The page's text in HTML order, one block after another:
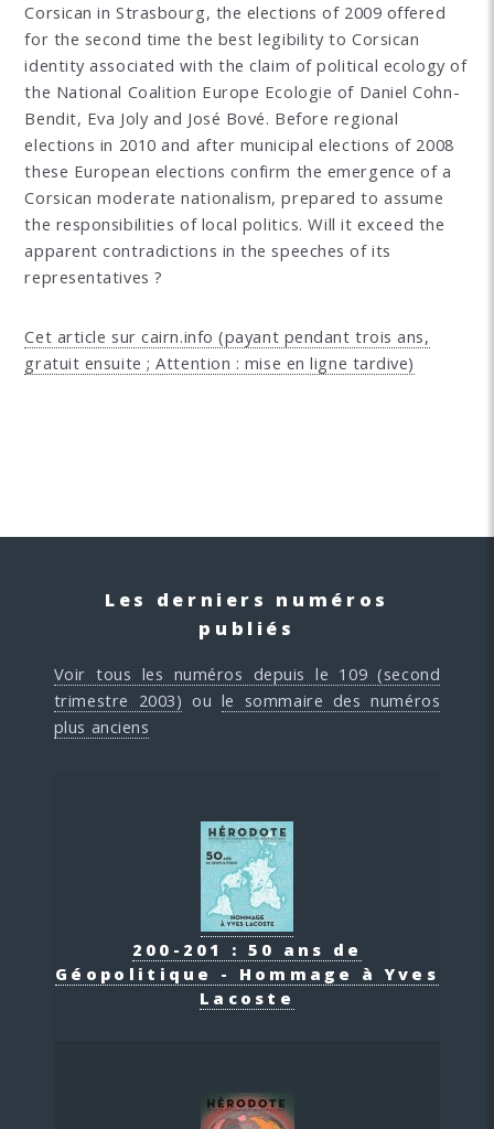
Corsican in Strasbourg, the elections of 2009 offered
for the second time the best legibility to Corsican
identity associated with the claim of political ecology of
the National Coalition Europe Ecologie of Daniel Cohn-
Bendit, Eva Joly and José Bové. Before regional
elections in 2010 and after municipal elections of 2008
these European elections confirm the emergence of a
Corsican moderate nationalism, prepared to assume
the responsibilities of local politics. Will it exceed the
apparent contradictions in the speeches of its
representatives ?
Cet article sur cairn.info (payant pendant trois ans,
gratuit ensuite ; Attention : mise en ligne tardive)
Les derniers numéros
publiés
Voir tous les numéros depuis le 109 (second
trimestre 2003) ou le sommaire des numéros
plus anciens
200-201 : 50 ans de
Géopolitique - Hommage à Yves
Lacoste